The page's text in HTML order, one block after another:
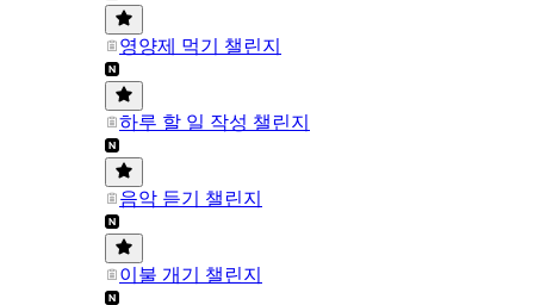
영양제 먹기 챌린지
하루 할 일 작성 챌린지
음악 듣기 챌린지
이불 개기 챌린지